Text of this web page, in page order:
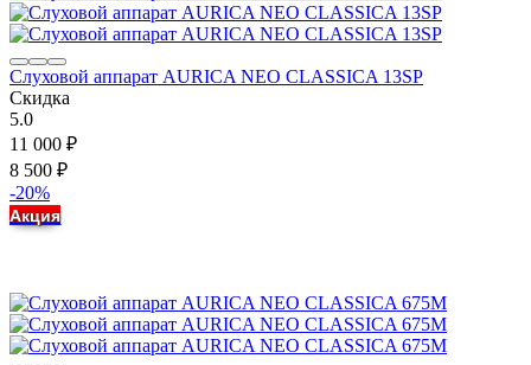
Слуховой аппарат AURICA NEO CLASSICA 13SP
Скидка
5.0
11 000 ₽
8 500 ₽
-20%
Акция